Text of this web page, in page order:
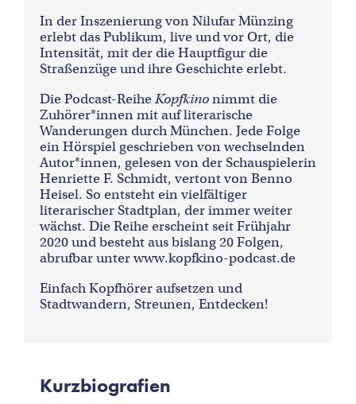
In der Inszenierung von Nilufar Münzing
erlebt das Publikum, live und vor Ort, die
Intensität, mit der die Hauptfigur die
Straßenzüge und ihre Geschichte erlebt.
Die Podcast-Reihe Kopfkinonimmt die
Zuhörer*innen mit auf literarische
Wanderungen durch München. Jede Folge
ein Hörspiel geschrieben von wechselnden
Autor*innen, gelesen von der Schauspielerin
Henriette F. Schmidt, vertont von Benno
Heisel. So entsteht ein vielfältiger
literarischer Stadtplan, der immer weiter
wächst. Die Reihe erscheint seit Frühjahr
2020 und besteht aus bislang 20 Folgen,
abrufbar unterwww.kopfkino-podcast.de
Einfach Kopfhörer aufsetzen und
Stadtwandern, Streunen, Entdecken!
Kurzbiografien